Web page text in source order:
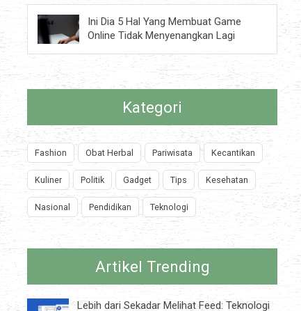
Ini Dia 5 Hal Yang Membuat Game
Online Tidak Menyenangkan Lagi
Kategori
Fashion Obat Herbal Pariwisata Kecantikan
Kuliner Politik Gadget Tips Kesehatan
Nasional Pendidikan Teknologi
Artikel Trending
Lebih dari Sekadar Melihat Feed: Teknologi